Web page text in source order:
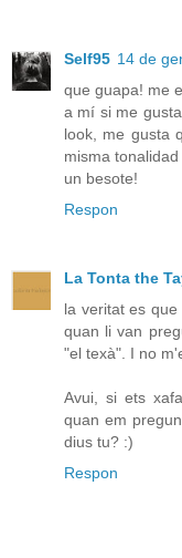
Self95 14 de
que guapa! me
a mí si me
look, me gusta
misma tonalidad
un besote!
Respon
La Tonta the
la veritat es
quan li van
"el texà". I no
Avui, si ets
quan em
dius tu? :)
Respon